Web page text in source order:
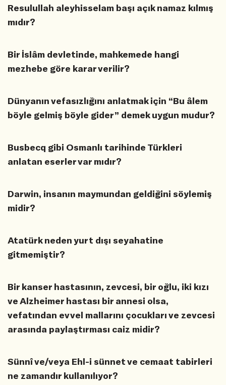
Resulullah aleyhisselam başı açık namaz kılmış
mıdır?
Bir İslâm devletinde, mahkemede hangi
mezhebe göre karar verilir?
Dünyanın vefasızlığını anlatmak için “Bu âlem
böyle gelmiş böyle gider” demek uygun mudur?
Busbecq gibi Osmanlı tarihinde Türkleri
anlatan eserler var mıdır?
Darwin, insanın maymundan geldiğini söylemiş
midir?
Atatürk neden yurt dışı seyahatine
gitmemiştir?
Bir kanser hastasının, zevcesi, bir oğlu, iki kızı
ve Alzheimer hastası bir annesi olsa,
vefatından evvel mallarını çocukları ve zevcesi
arasında paylaştırması caiz midir?
Sünnî ve/veya Ehl-i sünnet ve cemaat tabirleri
ne zamandır kullanılıyor?